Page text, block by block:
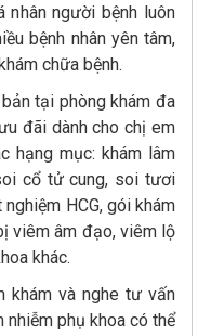
người bệnh luôn
bệnh nhân yên tâm,
chữa bệnh.
tại phòng khám đa
đãi dành cho chị em
hạng mục: khám lâm
cổ tử cung, soi tươi
HCG, gói khám
viêm âm đạo, viêm lộ
khác.
khám và nghe tư vấn
phụ khoa có thể